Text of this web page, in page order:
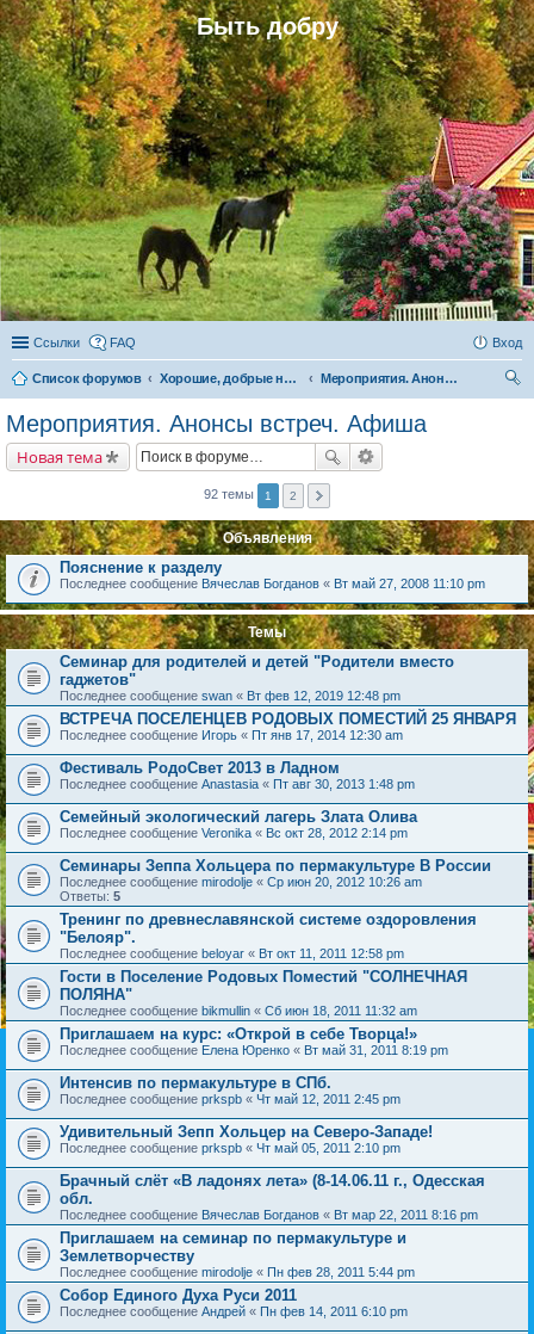
Быть добру
Ссылки FAQ Вход
Список форумов Хорошие, добрые новости и их распространение в обществе
Мероприятия. Анонсы встреч. Афиша
Мероприятия. Анонсы встреч. Афиша
Новая тема
92 темы 1 2
Объявления
Пояснение к разделу
Последнее сообщение Вячеслав Богданов « Вт май 27, 2008 11:10 pm
Темы
Семинар для родителей и детей "Родители вместо
гаджетов"
Последнее сообщение swan « Вт фев 12, 2019 12:48 pm
ВСТРЕЧА ПОСЕЛЕНЦЕВ РОДОВЫХ ПОМЕСТИЙ 25 ЯНВАРЯ
Последнее сообщение Игорь « Пт янв 17, 2014 12:30 am
Фестиваль РодоСвет 2013 в Ладном
Последнее сообщение Anastasia « Пт авг 30, 2013 1:48 pm
Семейный экологический лагерь Злата Олива
Последнее сообщение Veronika « Вс окт 28, 2012 2:14 pm
Семинары Зеппа Хольцера по пермакультуре В России
Последнее сообщение mirodolje « Ср июн 20, 2012 10:26 am
Ответы: 5
Тренинг по древнеславянской системе оздоровления
"Белояр".
Последнее сообщение beloyar « Вт окт 11, 2011 12:58 pm
Гости в Поселение Родовых Поместий "СОЛНЕЧНАЯ
ПОЛЯНА"
Последнее сообщение bikmullin « Сб июн 18, 2011 11:32 am
Приглашаем на курс: «Открой в себе Творца!»
Последнее сообщение Елена Юренко « Вт май 31, 2011 8:19 pm
Интенсив по пермакультуре в СПб.
Последнее сообщение prkspb « Чт май 12, 2011 2:45 pm
Удивительный Зепп Хольцер на Северо-Западе!
Последнее сообщение prkspb « Чт май 05, 2011 2:10 pm
Брачный слёт «В ладонях лета» (8-14.06.11 г., Одесская
обл.
Последнее сообщение Вячеслав Богданов « Вт мар 22, 2011 8:16 pm
Приглашаем на семинар по пермакультуре и
Землетворчеству
Последнее сообщение mirodolje « Пн фев 28, 2011 5:44 pm
Собор Единого Духа Руси 2011
Последнее сообщение Андрей « Пн фев 14, 2011 6:10 pm